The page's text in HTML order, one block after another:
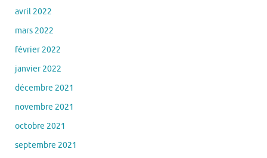
avril 2022
mars 2022
février 2022
janvier 2022
décembre 2021
novembre 2021
octobre 2021
septembre 2021